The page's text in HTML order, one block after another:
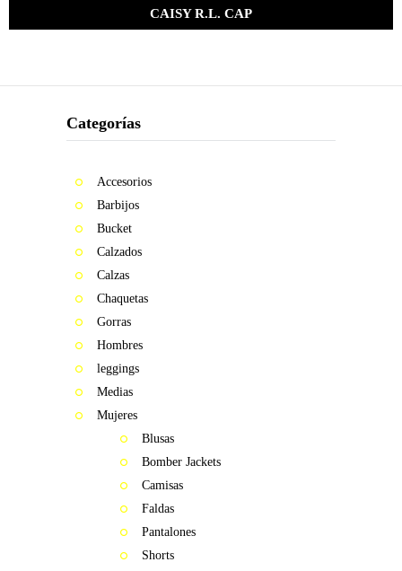
CAISY R.L. CAP
Categorías
Accesorios
Barbijos
Bucket
Calzados
Calzas
Chaquetas
Gorras
Hombres
leggings
Medias
Mujeres
Blusas
Bomber Jackets
Camisas
Faldas
Pantalones
Shorts